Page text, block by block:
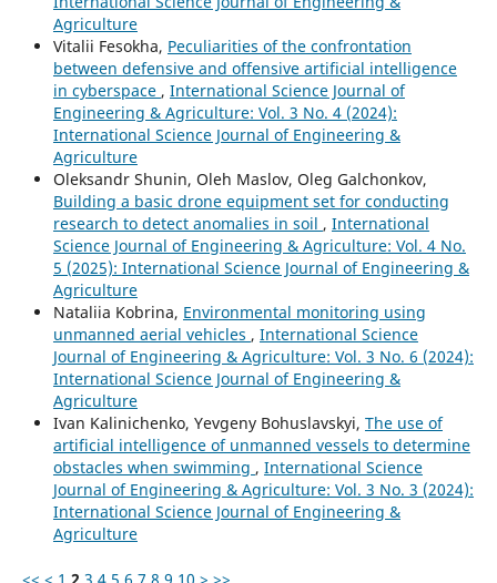
Agriculture
Vitalii Fesokha, Peculiarities of the confrontation
between defensive and offensive artificial intelligence
in cyberspace , International Science Journal of
Engineering & Agriculture: Vol. 3 No. 4 (2024):
International Science Journal of Engineering &
Agriculture
Oleksandr Shunin, Oleh Maslov, Oleg Galchonkov,
Building a basic drone equipment set for conducting
research to detect anomalies in soil , International
Science Journal of Engineering & Agriculture: Vol. 4 No.
5 (2025): International Science Journal of Engineering &
Agriculture
Nataliia Kobrina, Environmental monitoring using
unmanned aerial vehicles , International Science
Journal of Engineering & Agriculture: Vol. 3 No. 6 (2024):
International Science Journal of Engineering &
Agriculture
Ivan Kalinichenko, Yevgeny Bohuslavskyi, The use of
artificial intelligence of unmanned vessels to determine
obstacles when swimming , International Science
Journal of Engineering & Agriculture: Vol. 3 No. 3 (2024):
International Science Journal of Engineering &
Agriculture
<< < 1 2 3 4 5 6 7 8 9 10 > >>